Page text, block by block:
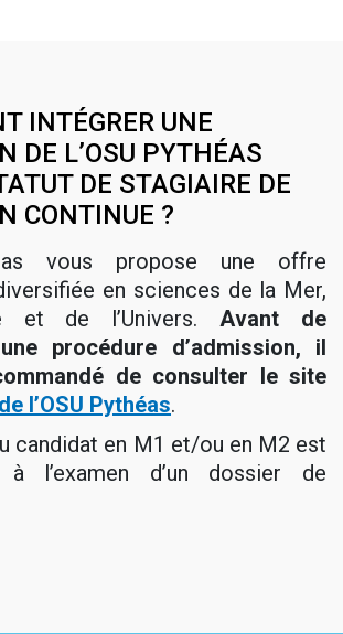
INTÉGRER UNE
DE L’OSU PYTHÉAS
DE STAGIAIRE DE
CONTINUE ?
vous propose une offre
en sciences de la Mer,
et de l’Univers.Avant de
procédure d’admission, il
de consulter le site
l’OSU Pythéas.
candidat en M1 et/ou en M2 est
à l’examen d’un dossier de